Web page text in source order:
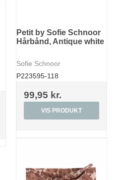
Petit by Sofie Schnoor
Hårbånd, Antique white
Sofie Schnoor
P223595-118
99,95 kr.
VIS PRODUKT